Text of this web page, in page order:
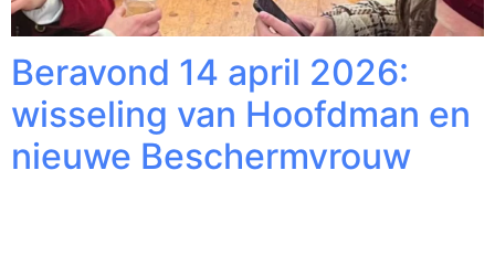
Beravond 14 april 2026:
wisseling van Hoofdman en
nieuwe Beschermvrouw